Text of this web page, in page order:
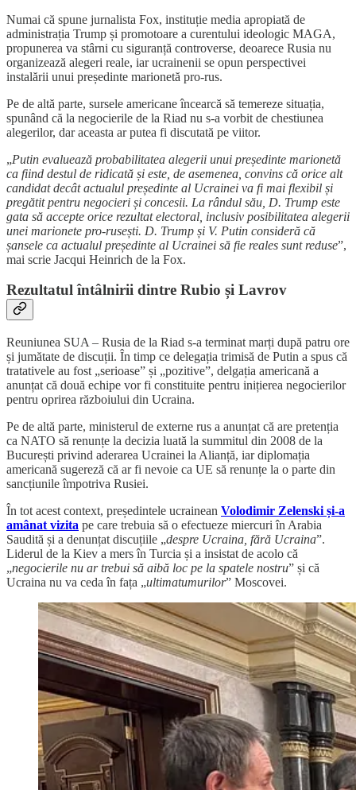
Numai că spune jurnalista Fox, instituție media apropiată de
administrația Trump și promotoare a curentului ideologic MAGA,
propunerea va stârni cu siguranță controverse, deoarece Rusia nu
organizează alegeri reale, iar ucrainenii se opun perspectivei
instalării unui președinte marionetă pro-rus.
Pe de altă parte, sursele americane încearcă să temereze situația,
spunând că la negocierile de la Riad nu s-a vorbit de chestiunea
alegerilor, dar aceasta ar putea fi discutată pe viitor.
„Putin evaluează probabilitatea alegerii unui președinte marionetă
ca fiind destul de ridicată și este, de asemenea, convins că orice alt
candidat decât actualul președinte al Ucrainei va fi mai flexibil și
pregătit pentru negocieri și concesii. La rândul său, D. Trump este
gata să accepte orice rezultat electoral, inclusiv posibilitatea alegerii
unei marionete pro-rusești. D. Trump și V. Putin consideră că
șansele ca actualul președinte al Ucrainei să fie reales sunt reduse”,
mai scrie Jacqui Heinrich de la Fox.
Rezultatul întâlnirii dintre Rubio și Lavrov
Reuniunea SUA – Rusia de la Riad s-a terminat marți după patru ore
și jumătate de discuții. În timp ce delegația trimisă de Putin a spus că
tratativele au fost „serioase” și „pozitive”, delgația americană a
anunțat că două echipe vor fi constituite pentru inițierea negocierilor
pentru oprirea războiului din Ucraina.
Pe de altă parte, ministerul de externe rus a anunțat că are pretenția
ca NATO să renunțe la decizia luată la summitul din 2008 de la
București privind aderarea Ucrainei la Alianță, iar diplomația
americană sugereză că ar fi nevoie ca UE să renunțe la o parte din
sancțiunile împotriva Rusiei.
În tot acest context, președintele ucrainean Volodimir Zelenski și-a
amânat vizita pe care trebuia să o efectueze miercuri în Arabia
Saudită și a denunțat discuțiile „despre Ucraina, fără Ucraina”.
Liderul de la Kiev a mers în Turcia și a insistat de acolo că
„negocierile nu ar trebui să aibă loc pe la spatele nostru” și că
Ucraina nu va ceda în fața „ultimatumurilor” Moscovei.